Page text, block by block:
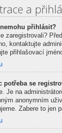
a
přihlásit?
zaregistrovali?
kontaktujte
přihlašovací
potřeba se
Je na
anonymním
Zabere to jen